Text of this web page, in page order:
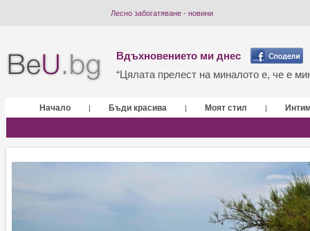
Лесно забогатяване - новини
Вдъхновението ми днес
“Цялата прелест на миналото е, че е
Начало | Бъди красива | Моят стил |